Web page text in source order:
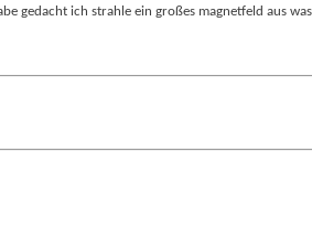
ich strahle ein großes magnetfeld aus